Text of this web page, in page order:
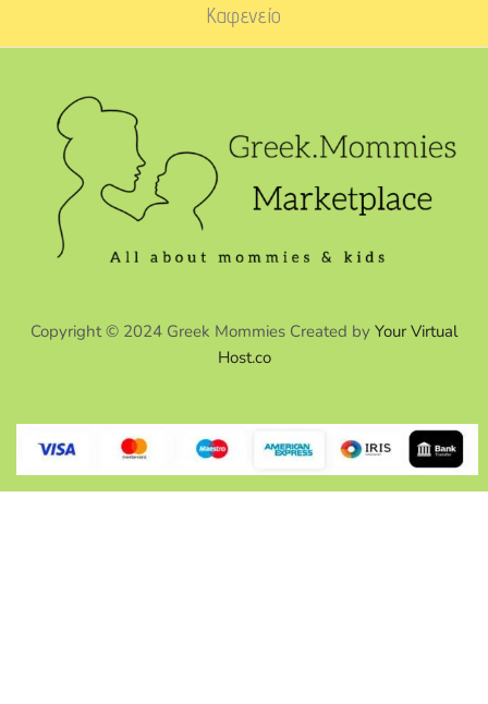
Καφενείο
Copyright © 2024 Greek Mommies Created by Your Virtual
Host.co